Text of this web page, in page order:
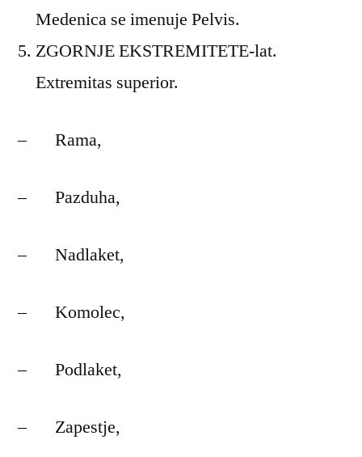
Medenica se imenuje Pelvis.
ZGORNJE EKSTREMITETE-lat.
Extremitas superior.
– Rama,
– Pazduha,
– Nadlaket,
– Komolec,
– Podlaket,
– Zapestje,